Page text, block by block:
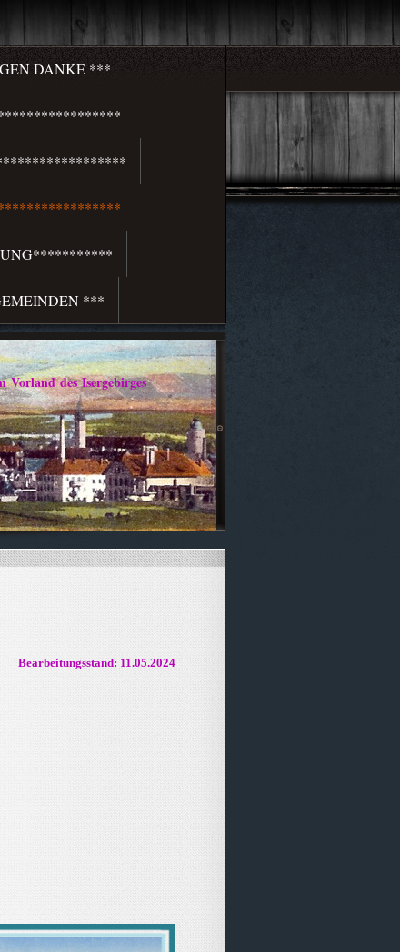
DANKE ***
*****************
***
des Isergebirges
Bearbeitungsstand: 11.05.2024